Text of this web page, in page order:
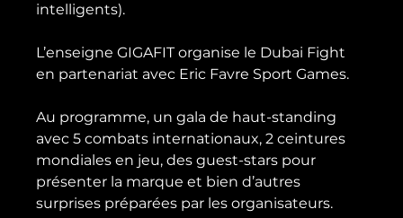
intelligents).
L’enseigne GIGAFIT organise le Dubai Fight
en partenariat avec Eric Favre Sport Games.
Au programme, un gala de haut-standing
avec 5 combats internationaux, 2 ceintures
mondiales en jeu, des guest-stars pour
présenter la marque et bien d’autres